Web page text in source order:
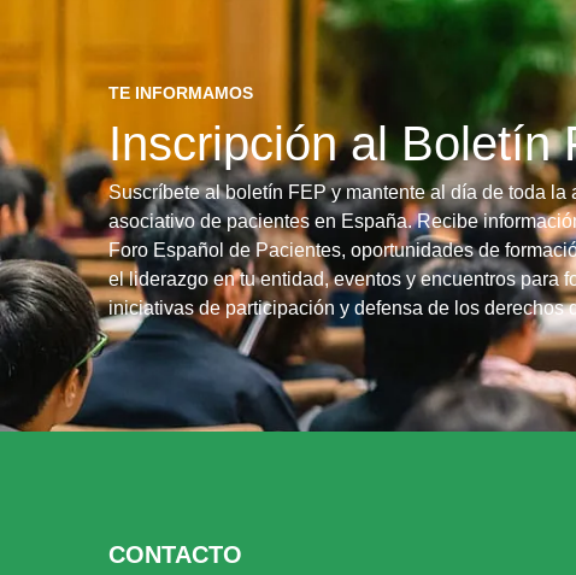
TE INFORMAMOS
Inscripción al Boletín
Suscríbete al boletín FEP y mantente al día de toda la
asociativo de pacientes en España. Recibe
Foro Español de Pacientes, oportunidades de
el liderazgo en tu entidad, eventos y encuentros para
iniciativas de participación y defensa de los derechos
CONTACTO